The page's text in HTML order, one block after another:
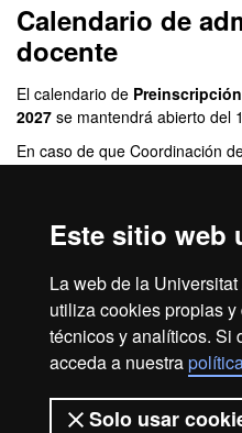
Este sitio web
La web de la
utiliza cookies propias
técnicos y analíticos. Si
acceda a nuestra
Solo usar
Calendario de
docente
El calendario de Preinscripción
2027 se mantendrá abierto del
En caso de que Coordinación
El calendario deResoluciones
Durante la segunda quincena
resolución de todas las
anterior, exceptuando el mes
ninguna resolución y las